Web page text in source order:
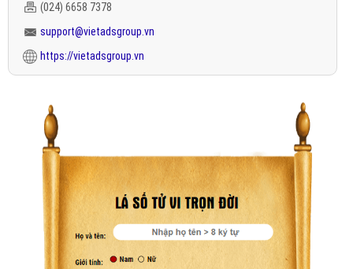
(024) 6658 7378
support@vietadsgroup.vn
https://vietadsgroup.vn